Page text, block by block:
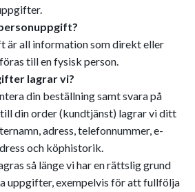
är all information som direkt eller
till en fysisk person.
lagrar vi?
din beställning samt svara på
din order (kundtjänst) lagrar vi ditt
adress, telefonnummer, e-
och köphistorik.
så länge vi har en rättslig grund
uppgifter, exempelvis för att fullfölja